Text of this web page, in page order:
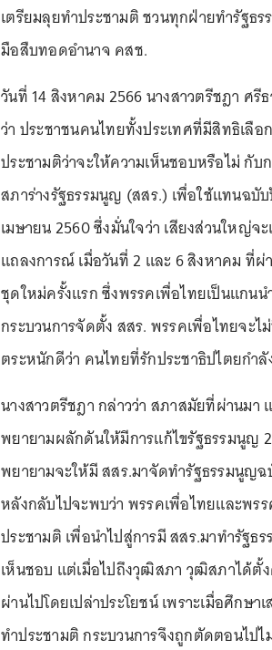
เตรียมลุยทำประชามติ ชวนทุกฝ่ายทำรัฐธ
มือสืบทอดอำนาจ คสช.
วันที่ 14 สิงหาคม 2566 นางสาวตรีชฎา ศรี
ว่า ประชาชนคนไทยทั้งประเทศที่มีสิทธิเลือ
ประชามติว่าจะให้ความเห็นชอบหรือไม่ กั
สภาร่างรัฐธรรมนูญ (สสร.) เพื่อใช้แทนฉ
เมษายน 2560 ซึ่งมั่นใจว่า เสียงส่วนใหญ่
แถลงการณ์ เมื่อวันที่ 2 และ 6 สิงหาคม ที่
ชุดใหม่ครั้งแรก ซึ่งพรรคเพื่อไทยเป็นแกน
กระบวนการจัดตั้ง สสร. พรรคเพื่อไทยจะไ
ตระหนักดีว่า คนไทยที่รักประชาธิปไตยกำ
นางสาวตรีชฎา กล่าวว่า สภาสมัยที่ผ่านมา
พยายามผลักดันให้มีการแก้ไขรัฐธรรมนูญ
พยายามจะให้มี สสร.มาจัดทำรัฐธรรมนูญฉ
หลังกลับไปจะพบว่า พรรคเพื่อไทยและพร
ประชามติ เพื่อนำไปสู่การมี สสร.มาทำรัฐ
เห็นชอบ แต่เมื่อไปถึงวุฒิสภา วุฒิสภาได้ตั้
ผ่านไปโดยเปล่าประโยชน์ เพราะเมื่อศึกษ
ทำประชามติ กระบวนการจึงถูกตัดตอนไป